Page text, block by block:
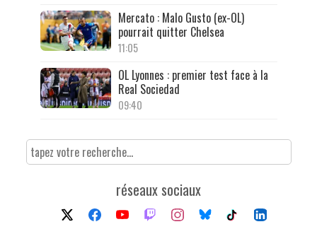
Mercato : Malo Gusto (ex-OL)
pourrait quitter Chelsea
11:05
OL Lyonnes : premier test face à la
Real Sociedad
09:40
réseaux sociaux